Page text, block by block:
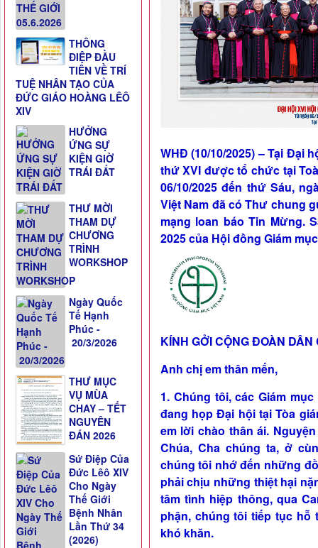
WHĐ (10/10/2025) – Tại Đại
thứ XVI được tổ chức tại
06/10/2025 đến thứ Sáu,
Việt Nam đã có Thư chung
mạng loan báo Tin Mừng.
2025 của Hội đồng Giám
KÍNH GỞI CỘNG ĐOÀN
Anh chị em thân mến,
1. Chúng tôi, các Giám
đang họp Đại hội tại Tòa
em lời chào thân ái.
Chúa, Cha chúng ta, ở
chúng tôi nhớ đến những
phải chịu những thiệt hại
tâm tình hiệp thông, qua
phận, chúng tôi tiếp tục
khó khăn.
THÔNG
ĐIỆP ĐẦU
TIÊN VỀ TRÍ
TUỆ NHÂN TẠO CỦA
ĐỨC GIÁO HOÀNG LÊÔ
XIV
HƯỞNG
ỨNG SỰ
KIỆN GIỜ
TRÁI ĐẤT
THƯ MỜI
THAM DỰ
CHƯƠNG
TRÌNH
WORKSHOP
Ngày Quốc
Tế Hạnh
Phúc -
20/3/2026
THƯ MỤC
VỤ MÙA
CHAY – TẾT
NGUYÊN
ĐÁN 2026
Sứ Điệp Của
Đức Lêô XIV
Cho Ngày
Thế Giới
Bệnh Nhân
Lần Thứ 34
(2026)